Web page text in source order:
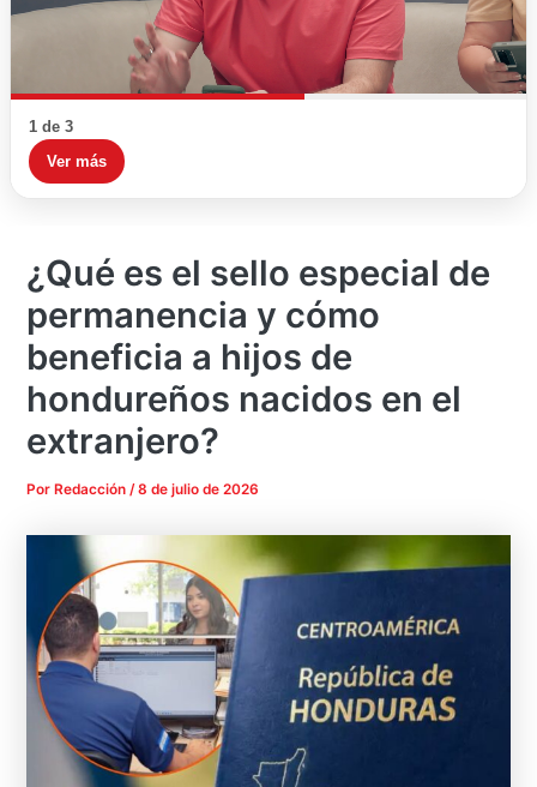
1 de 3
Ver más
¿Qué es el sello especial de
permanencia y cómo
beneficia a hijos de
hondureños nacidos en el
extranjero?
Por Redacción/8 de julio de 2026